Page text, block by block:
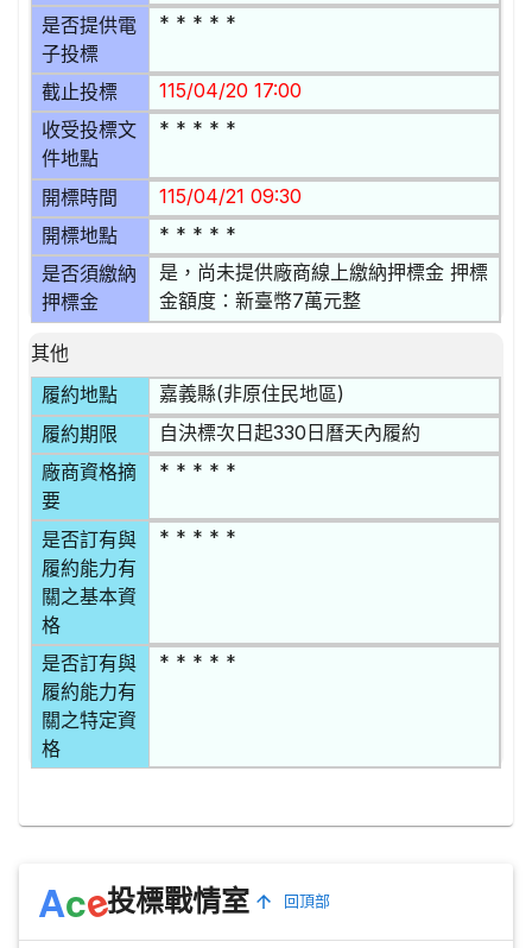
是否提供電
子投標
* * * * *
截止投標 115/04/20 17:00
收受投標文
件地點
* * * * *
開標時間 115/04/21 09:30
開標地點 * * * * *
是否須繳納
押標金
是，尚未提供廠商線上繳納押標金 押標
金額度：新臺幣7萬元整
其他
履約地點
嘉義縣(非原住民地區)
履約期限 自決標次日起330日曆天內履約
廠商資格摘
要
* * * * *
是否訂有與
履約能力有
關之基本資
格
* * * * *
是否訂有與
履約能力有
關之特定資
格
* * * * *
Ace投標戰情室 回頂部